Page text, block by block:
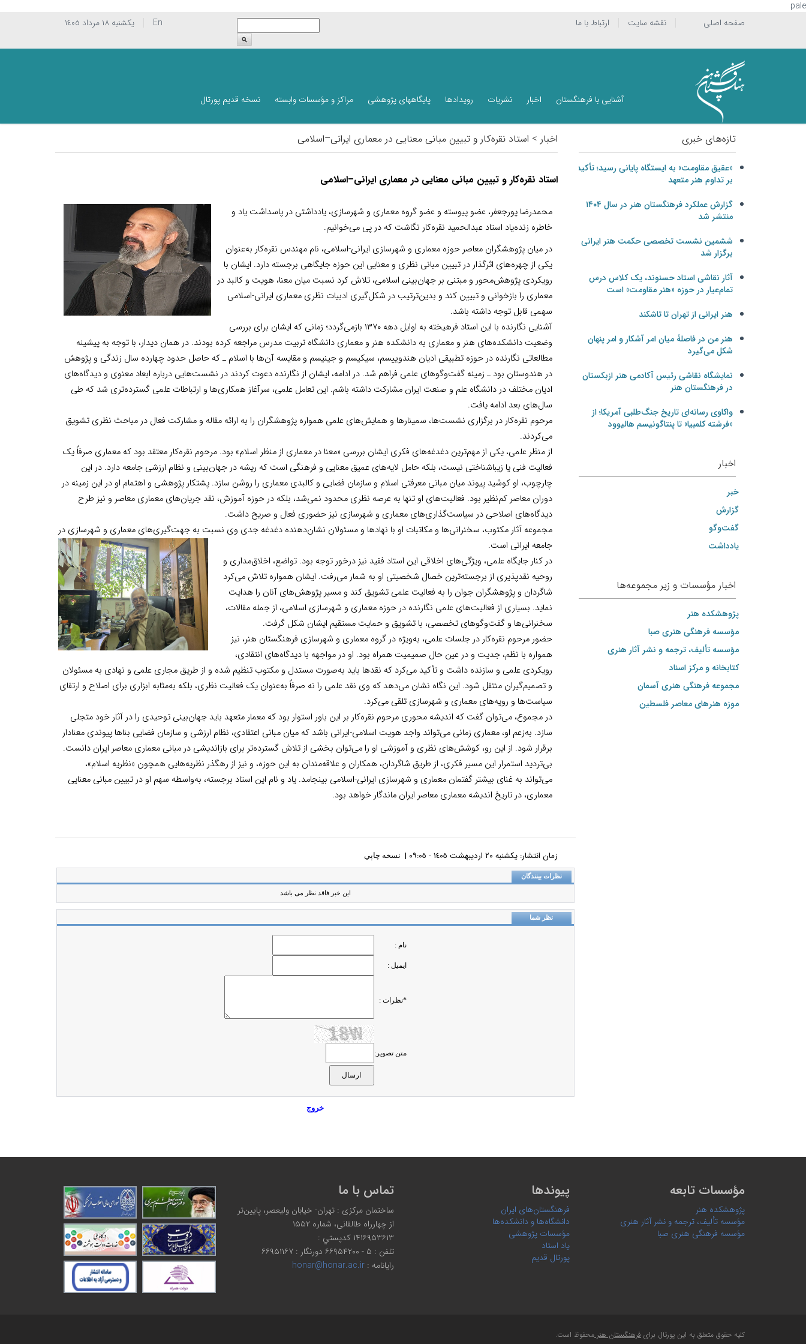
pale
يکشنبه ١٨ مرداد ١٤٠٥
En ارتباط با ما نقشه سایت صفحه اصلی
آشنایی با فرهنگستان اخبار نشریات رویدادها پایگاههای پژوهشی مراکز و مؤسسات وابسته نسخه قدیم پورتال
اخبار > استاد نقره‌کار و تبیین مبانی معنایی در معماری ایرانی–اسلامی
استاد نقره‌کار و تبیین مبانی معنایی در معماری ایرانی–اسلامی
محمدرضا پورجعفر، عضو پیوسته و عضو گروه معماری و شهرسازی، یادداشتی در پاسداشت یاد و
خاطره زنده‌یاد استاد عبدالحمید نقره‌کار نگاشت که در پی می‌خوانیم.
در میان پژوهشگران معاصر حوزه معماری و شهرسازی ایرانی-اسلامی، نام مهندس نقره‌کار به‌عنوان
یکی از چهره‌های اثرگذار در تبیین مبانی نظری و معنایی این حوزه جایگاهی برجسته دارد. ایشان با
رویکردی پژوهش‌محور و مبتنی بر جهان‌بینی اسلامی، تلاش کرد نسبت میان معنا، هویت و کالبد در
معماری را بازخوانی و تبیین کند و بدین‌ترتیب در شکل‌گیری ادبیات نظری معماری ایرانی-اسلامی
سهمی قابل توجه داشته باشد.
آشنایی نگارنده با این استاد فرهیخته به اوایل دهه ۱۳۷۰ بازمی‌گردد؛ زمانی که ایشان برای بررسی
وضعیت دانشکده‌های هنر و معماری به دانشکده هنر و معماری دانشگاه تربیت مدرس مراجعه کرده بودند. در همان دیدار، با توجه به پیشینه
مطالعاتی نگارنده در حوزه تطبیقی ادیان هندوییسم، سیکیسم و جینیسم و مقایسه آن‌ها با اسلام ـ که حاصل حدود چهارده سال زندگی و پژوهش
در هندوستان بود ـ زمینه گفت‌وگوهای علمی فراهم شد. در ادامه، ایشان از نگارنده دعوت کردند در نشست‌هایی درباره ابعاد معنوی و دیدگاه‌های
ادیان مختلف در دانشگاه علم و صنعت ایران مشارکت داشته باشم. این تعامل علمی، سرآغاز همکاری‌ها و ارتباطات علمی گسترده‌تری شد که طی
سال‌های بعد ادامه یافت.
مرحوم نقره‌کار در برگزاری نشست‌ها، سمینارها و همایش‌های علمی همواره پژوهشگران را به ارائه مقاله و مشارکت فعال در مباحث نظری تشویق
می‌کردند.
از منظر علمی، یکی از مهم‌ترین دغدغه‌های فکری ایشان بررسی «معنا در معماری از منظر اسلام» بود. مرحوم نقره‌کار معتقد بود که معماری صرفاً یک
فعالیت فنی یا زیباشناختی نیست، بلکه حامل لایه‌های عمیق معنایی و فرهنگی است که ریشه در جهان‌بینی و نظام ارزشی جامعه دارد. در این
چارچوب، او کوشید پیوند میان مبانی معرفتی اسلام و سازمان فضایی و کالبدی معماری را روشن سازد. پشتکار پژوهشی و اهتمام او در این زمینه در
دوران معاصر کم‌نظیر بود. فعالیت‌های او تنها به عرصه نظری محدود نمی‌شد، بلکه در حوزه آموزش، نقد جریان‌های معماری معاصر و نیز طرح
دیدگاه‌های اصلاحی در سیاست‌گذاری‌های معماری و شهرسازی نیز حضوری فعال و صریح داشت.
مجموعه آثار مکتوب، سخنرانی‌ها و مکاتبات او با نهادها و مسئولان نشان‌دهنده دغدغه جدی وی نسبت به جهت‌گیری‌های معماری و شهرسازی در
جامعه ایرانی است.
در کنار جایگاه علمی، ویژگی‌های اخلاقی این استاد فقید نیز درخور توجه بود. تواضع، اخلاق‌مداری و
روحیه نقدپذیری از برجسته‌ترین خصال شخصیتی او به شمار می‌رفت. ایشان همواره تلاش می‌کرد
شاگردان و پژوهشگران جوان را به فعالیت علمی تشویق کند و مسیر پژوهش‌های آنان را هدایت
نماید. بسیاری از فعالیت‌های علمی نگارنده در حوزه معماری و شهرسازی اسلامی، از جمله مقالات،
سخنرانی‌ها و گفت‌وگوهای تخصصی، با تشویق و حمایت مستقیم ایشان شکل گرفت.
حضور مرحوم نقره‌کار در جلسات علمی، به‌ویژه در گروه معماری و شهرسازی فرهنگستان هنر، نیز
همواره با نظم، جدیت و در عین حال صمیمیت همراه بود. او در مواجهه با دیدگاه‌های انتقادی،
رویکردی علمی و سازنده داشت و تأکید می‌کرد که نقدها باید به‌صورت مستدل و مکتوب تنظیم شده و از طریق مجاری علمی و نهادی به مسئولان
و تصمیم‌گیران منتقل شود. این نگاه نشان می‌دهد که وی نقد علمی را نه صرفاً به‌عنوان یک فعالیت نظری، بلکه به‌مثابه ابزاری برای اصلاح و ارتقای
سیاست‌ها و رویه‌های معماری و شهرسازی تلقی می‌کرد.
در مجموع، می‌توان گفت که اندیشه محوری مرحوم نقره‌کار بر این باور استوار بود که معمار متعهد باید جهان‌بینی توحیدی را در آثار خود متجلی
سازد. به‌زعم او، معماری زمانی می‌تواند واجد هویت اسلامی-ایرانی باشد که میان مبانی اعتقادی، نظام ارزشی و سازمان فضایی بناها پیوندی معنادار
برقرار شود. از این رو، کوشش‌های نظری و آموزشی او را می‌توان بخشی از تلاش گسترده‌تر برای بازاندیشی در مبانی معماری معاصر ایران دانست.
بی‌تردید استمرار این مسیر فکری، از طریق شاگردان، همکاران و علاقه‌مندان به این حوزه، و نیز از رهگذر نظریه‌هایی همچون «نظریه اسلام»،
می‌تواند به غنای بیشتر گفتمان معماری و شهرسازی ایرانی-اسلامی بینجامد. یاد و نام این استاد برجسته، به‌واسطه سهم او در تبیین مبانی معنایی
معماری، در تاریخ اندیشه معماری معاصر ایران ماندگار خواهد بود.
زمان انتشار: يکشنبه ٢٠ ارديبهشت ١٤٠٥ - ٠٩:٠٥ | نسخه چاپي
نظرات بینندگان
این خبر فاقد نظر می باشد
نظر شما
نام :
ایمیل :
*نظرات :
متن تصویر:
خروج
تازه‌های خبری
«عقیق مقاومت» به ایستگاه پایانی رسید؛ تأکید
بر تداوم هنر متعهد
گزارش عملکرد فرهنگستان هنر در سال ۱۴۰۴
منتشر شد
ششمین نشست تخصصی حکمت هنر ایرانی
برگزار شد
آثار نقاشی استاد حسنوند، یک کلاس درس
تمام‌عیار در حوزه «هنر مقاومت» است
هنر ایرانی از تهران تا تاشکند
هنر من در فاصلۀ میان امر آشکار و امر پنهان
شکل می‌گیرد
نمایشگاه نقاشی رئیس آکادمی هنر ازبکستان
در فرهنگستان هنر
واکاوی رسانه‌ای تاریخ جنگ‌طلبی آمریکا؛ از
«فرشته کلمبیا» تا پنتاگونیسم هالیوود
اخبار
خبر
گزارش
گفت‌وگو
یادداشت
اخبار مؤسسات و زیر مجموعه‌ها
پژوهشکده هنر
مؤسسه فرهنگی هنری صبا
مؤسسه تألیف، ترجمه و نشر آثار هنری
کتابخانه و مرکز اسناد
مجموعه فرهنگی هنری آسمان
موزه هنرهای‌ معاصر فلسطین
تماس با ما
ساختمان مرکزی : تهران- خیابان ولیعصر، پایین‌تر
از چهارراه طالقانی، شماره ۱۵۵۲
۱۴۱۶۹۵۳۶۱۳ كدپستي :
تلفن : ۵ - ۶۶۹۵۴۲۰۰ دورنگار : ۶۶۹۵۱۱۶۷
رایانامه : honar@honar.ac.ir
پیوندها
فرهنگستان‌های ایران
دانشگاه‌ها و دانشکده‌ها
مؤسسات پژوهشی
یاد استاد
پورتال قدیم
مؤسسات تابعه
پژوهشکده هنر
مؤسسه تألیف، ترجمه و نشر آثار هنری
مؤسسه فرهنگی هنری صبا
کلیه حقوق متعلق به این پورتال برای فرهنگستان هنرمحفوظ است.